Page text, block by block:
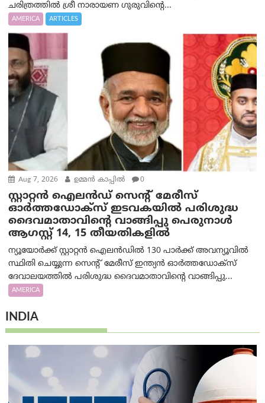
ചരിത്രത്തിൽ ശ്രീ നാരായണ ഗുരുവിന്റെ...
AMERICA ARTICLES
Aug 7, 2026 ഉമ്മന്‍ കാപ്പില്‍ 0
സ്റ്റാറ്റൻ ഐലൻഡ് സെന്റ് മേരീസ്
ഓർത്തഡോക്സ് ഇടവകയിൽ പരിശുദ്ധ
ദൈവമാതാവിന്റെ വാങ്ങിപ്പു പെരുനാൾ
ആഗസ്റ്റ് 14, 15 തീയതികളിൽ
ന്യൂയോർക്ക് സ്റ്റാറ്റൻ ഐലൻഡിൽ 130 പാർക്ക് അവന്യൂവിൽ
സ്ഥിതി ചെയ്യുന്ന സെന്റ് മേരീസ് ഇന്ത്യൻ ഓർത്തഡോക്സ്
ദേവാലയത്തിൽ പരിശുദ്ധ ദൈവമാതാവിന്റെ വാങ്ങിപ്പു...
AMERICA
INDIA